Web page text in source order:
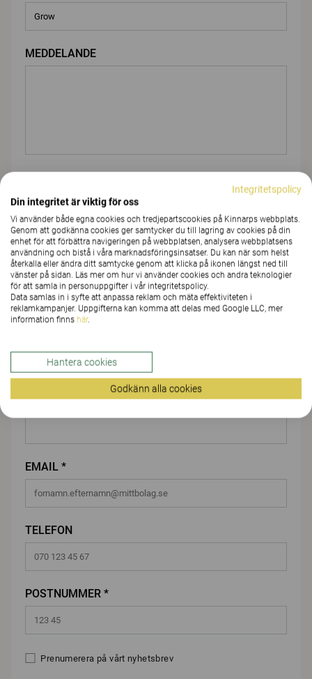
MEDDELANDE
Du
FÖRNAMN *
FÖRETAG/ORGANISATION*
EMAIL *
TELEFON
POSTNUMMER *
Prenumerera på vårt nyhetsbrev
Integritetspolicy
Din integritet är viktig för oss
Vi använder både egna cookies och tredjepartscookies på Kinnarps webbplats.
Genom att godkänna cookies ger samtycker du till lagring av cookies på din
enhet för att förbättra navigeringen på webbplatsen, analysera webbplatsens
användning och bistå i våra marknadsföringsinsatser. Du kan när som helst
återkalla eller ändra ditt samtycke genom att klicka på ikonen längst ned till
vänster på sidan. Läs mer om hur vi använder cookies och andra teknologier
för att samla in personuppgifter i vår integritetspolicy.
Data samlas in i syfte att anpassa reklam och mäta effektiviteten i
reklamkampanjer. Uppgifterna kan komma att delas med Google LLC, mer
information finns här.
Hantera cookies
Godkänn alla cookies